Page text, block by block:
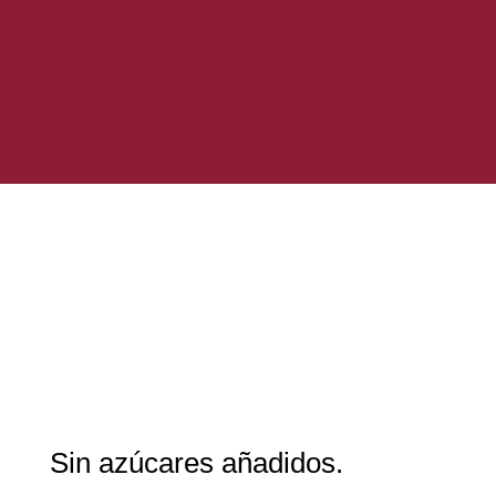
Sin azúcares añadidos.